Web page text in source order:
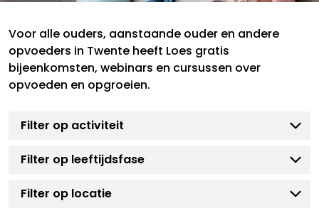
Voor alle ouders, aanstaande ouder en andere
opvoeders in Twente heeft Loes gratis
bijeenkomsten, webinars en cursussen over
opvoeden en opgroeien.